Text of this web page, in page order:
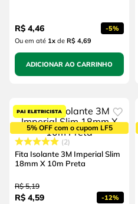
R$ 4,46 -5%
Ou em até 1xde R$ 4,69
ADICIONAR AO CARRINHO
5% OFF com o cupom LF5
2
Fita Isolante 3M Imperial Slim
18mm X 10m Preta
R$ 5,19
R$ 4,59 -12%